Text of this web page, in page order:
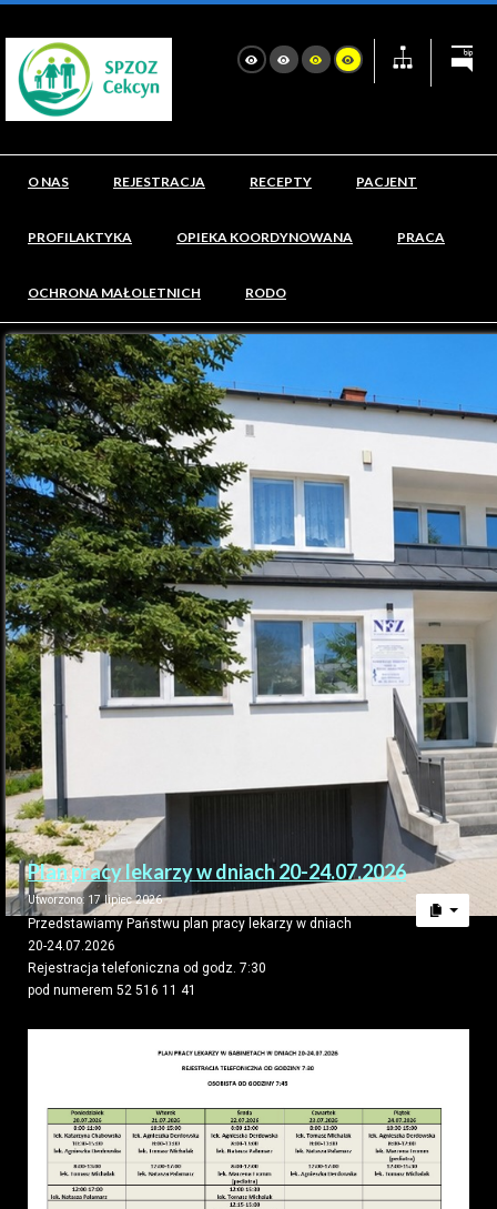
O NAS REJESTRACJA RECEPTY PACJENT
PROFILAKTYKA OPIEKA KOORDYNOWANA PRACA
OCHRONA MAŁOLETNICH RODO
Plan pracy lekarzy w dniach 20-24.07.2026
Utworzono: 17 lipiec 2026
Przedstawiamy Państwu plan pracy lekarzy w dniach
20-24.07.2026
Rejestracja telefoniczna od godz. 7:30
pod numerem 52 516 11 41